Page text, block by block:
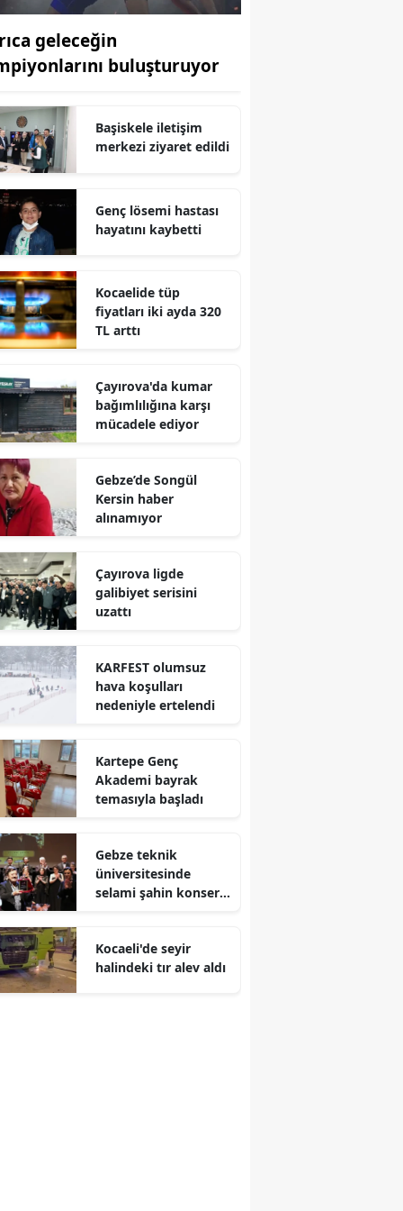
Elazığ
Erzurum
Gaziantep
Hakkari
Isparta
Mersin
İzmir
Kastamonu
Kayseri
Kırşehir
Konya
Kütahya
Manisa
Mardin
geleceğin
buluşturuyor
Başiskele iletişim
merkezi ziyaret edildi
Genç lösemi hastası
hayatını kaybetti
Kocaelide tüp
fiyatları iki ayda 320
TL arttı
Çayırova'da kumar
bağımlılığına karşı
mücadele ediyor
Gebze’de Songül
Kersin haber
alınamıyor
Çayırova ligde
galibiyet serisini
uzattı
KARFEST olumsuz
hava koşulları
nedeniyle ertelendi
Kartepe Genç
Akademi bayrak
temasıyla başladı
Gebze teknik
üniversitesinde
selami şahin konseri
Kocaeli'de seyir
halindeki tır alev aldı